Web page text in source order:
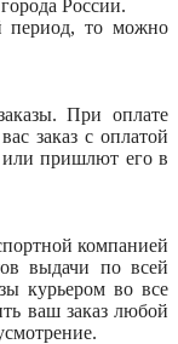
России.
период, то можно
При оплате
заказ с оплатой
пришлют его в
компанией
выдачи по всей
курьером во все
ваш заказ любой